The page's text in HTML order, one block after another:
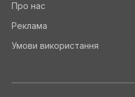
Про нас
Реклама
Умови використання